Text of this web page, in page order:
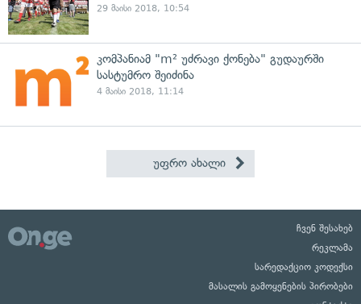
29 მაისი 2018, 10:54
კომპანიამ "m² უძრავი ქონება" გუდაურში
სასტუმრო შეიძინა
4 მაისი 2018, 11:14
უფრო ახალი
ჩვენ შესახებ
რეკლამა
სარედაქციო კოდექსი
მასალის გამოყენების პირობები